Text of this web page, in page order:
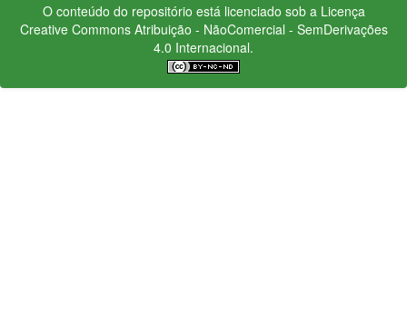
O conteúdo do repositório está licenciado sob a Licença
Creative CommonsAtribuição - NãoComercial - SemDerivações
4.0 Internacional.